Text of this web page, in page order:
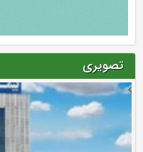
تصویری